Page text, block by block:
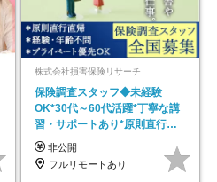
株式会社損害保険リサーチ
保険調査スタッフ◆未経験
OK*30代～60代活躍*丁寧な講
習・サポートあり*原則直行直
帰／全国募集・業務委託
非公開
フルリモートあり